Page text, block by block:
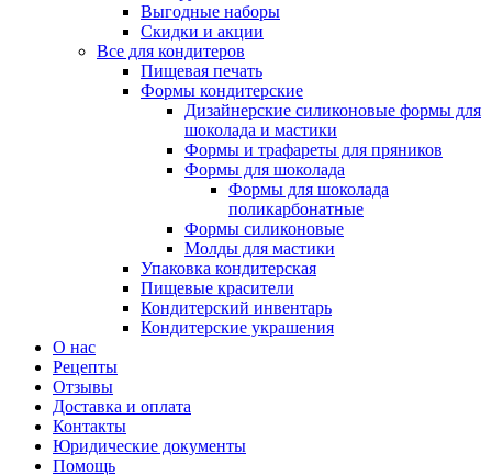
Выгодные наборы
Скидки и акции
Все для кондитеров
Пищевая печать
Формы кондитерские
Дизайнерские силиконовые формы для
шоколада и мастики
Формы и трафареты для пряников
Формы для шоколада
Формы для шоколада
поликарбонатные
Формы силиконовые
Молды для мастики
Упаковка кондитерская
Пищевые красители
Кондитерский инвентарь
Кондитерские украшения
О нас
Рецепты
Отзывы
Доставка и оплата
Контакты
Юридические документы
Помощь